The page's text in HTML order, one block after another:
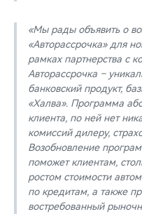
«Мы рады объявить о
«Авторассрочка» для
рамках партнерства с
Авторассрочка –
банковский продукт,
«Халва». Программа
клиента, по ней нет
комиссий дилеру,
Возобновление
поможет клиентам,
ростом стоимости
по кредитам, а также
востребованный